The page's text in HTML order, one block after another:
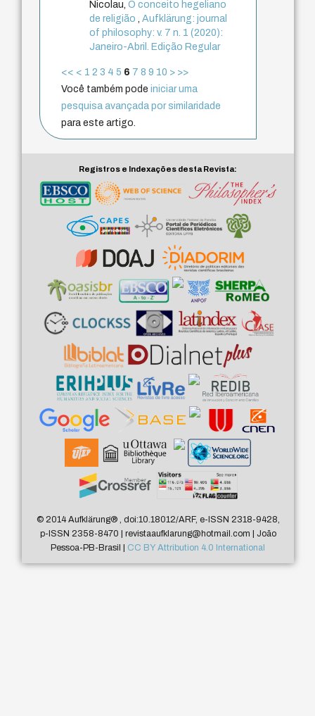
Nicolau,O conceito hegeliano
de religião
,Aufklärung: journal
of philosophy: v. 7 n. 1 (2020):
Janeiro-Abril. Edição Regular
<< < 1 2 3 4 5 6 7 8 9 10 > >>
Você também podeiniciar uma
pesquisa avançada por similaridade
para este artigo.
Registros e Indexações desta Revista:
© 2014 Aufklärung®, doi:10.18012/ARF, e-ISSN 2318-9428,
p-ISSN 2358-8470 | revistaaufklarung@hotmail.com | João
Pessoa-PB-Brasil | CC BY Attribution 4.0 International